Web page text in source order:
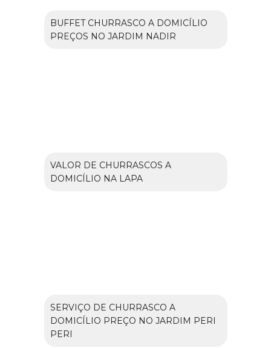
BUFFET CHURRASCO A DOMICÍLIO
PREÇOS NO JARDIM NADIR
VALOR DE CHURRASCOS A
DOMICÍLIO NA LAPA
SERVIÇO DE CHURRASCO A
DOMICÍLIO PREÇO NO JARDIM PERI
PERI